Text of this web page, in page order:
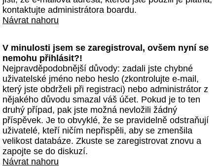
kontaktujte administrátora boardu.
Návrat nahoru
V minulosti jsem se zaregistroval, ovšem nyní se
nemohu přihlásit?!
Nejpravděpodobnější důvody: zadali jste chybné
uživatelské jméno nebo heslo (zkontrolujte e-mail,
který jste obdrželi při registraci) nebo administrátor z
nějakého důvodu smazal váš účet. Pokud je to ten
druhý případ, pak jste možná nevložili žádný
příspěvek. Je to obvyklé, že se pravidelně odstraňují
uživatelé, kteří ničím nepřispěli, aby se zmenšila
velikost databáze. Zkuste se zaregistrovat znovu a
zapojte se do diskuzí.
Návrat nahoru